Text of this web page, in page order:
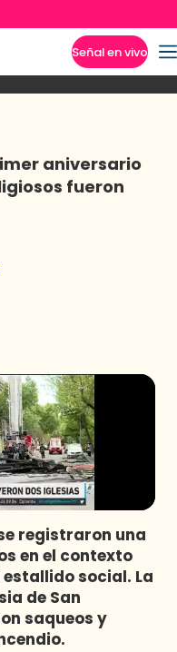
Señal en vivo
Novedades
aniversario
fueron
registraron una
en el contexto
social. La
de San
saqueos y